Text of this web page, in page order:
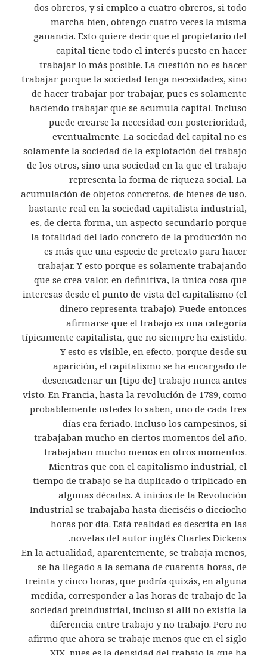
dos obreros, y si empleo a cuatro obreros, si todo
marcha bien, obtengo cuatro veces la misma
ganancia. Esto quiere decir que el propietario del
capital tiene todo el interés puesto en hacer
trabajar lo más posible. La cuestión no es hacer
trabajar porque la sociedad tenga necesidades, sino
de hacer trabajar por trabajar, pues es solamente
haciendo trabajar que se acumula capital. Incluso
puede crearse la necesidad con posterioridad,
eventualmente. La sociedad del capital no es
solamente la sociedad de la explotación del trabajo
de los otros, sino una sociedad en la que el trabajo
representa la forma de riqueza social. La
acumulación de objetos concretos, de bienes de uso,
bastante real en la sociedad capitalista industrial,
es, de cierta forma, un aspecto secundario porque
la totalidad del lado concreto de la producción no
es más que una especie de pretexto para hacer
trabajar. Y esto porque es solamente trabajando
que se crea valor, en definitiva, la única cosa que
interesas desde el punto de vista del capitalismo (el
dinero representa trabajo). Puede entonces
afirmarse que el trabajo es una categoría
típicamente capitalista, que no siempre ha existido.
Y esto es visible, en efecto, porque desde su
aparición, el capitalismo se ha encargado de
desencadenar un [tipo de] trabajo nunca antes
visto. En Francia, hasta la revolución de 1789, como
probablemente ustedes lo saben, uno de cada tres
días era feriado. Incluso los campesinos, si
trabajaban mucho en ciertos momentos del año,
trabajaban mucho menos en otros momentos.
Mientras que con el capitalismo industrial, el
tiempo de trabajo se ha duplicado o triplicado en
algunas décadas. A inicios de la Revolución
Industrial se trabajaba hasta dieciséis o dieciocho
horas por día. Está realidad es descrita en las
novelas del autor inglés Charles Dickens.
En la actualidad, aparentemente, se trabaja menos,
se ha llegado a la semana de cuarenta horas, de
treinta y cinco horas, que podría quizás, en alguna
medida, corresponder a las horas de trabajo de la
sociedad preindustrial, incluso si allí no existía la
diferencia entre trabajo y no trabajo. Pero no
afirmo que ahora se trabaje menos que en el siglo